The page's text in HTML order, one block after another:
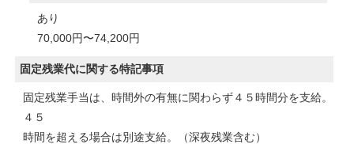
あり
70,000円〜74,200円
固定残業代に関する特記事項
固定残業手当は、時間外の有無に関わらず４５時間分を支給。
４５
時間を超える場合は別途支給。（深夜残業含む）